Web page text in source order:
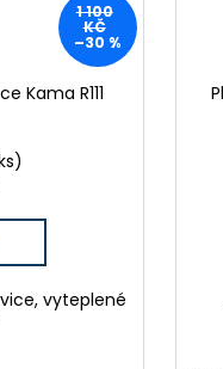
1 100
KČ
–30 %
Kama R111
vyteplené